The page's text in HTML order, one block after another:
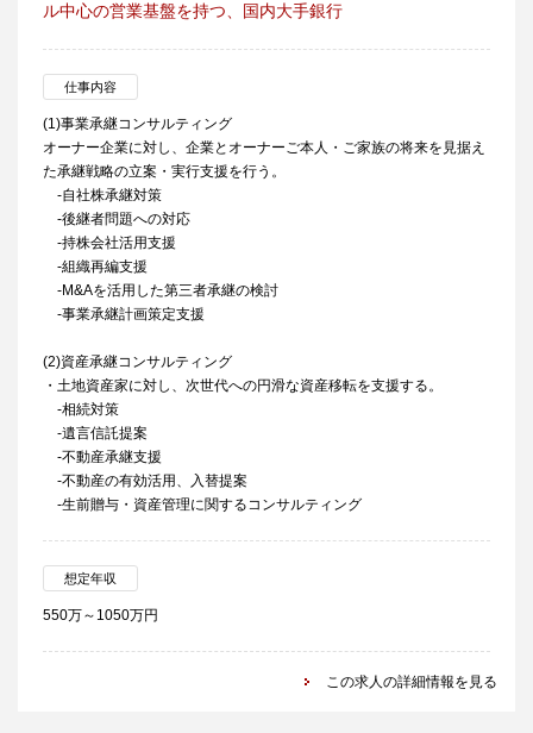
ル中心の営業基盤を持つ、国内大手銀行
仕事内容
(1)事業承継コンサルティング
オーナー企業に対し、企業とオーナーご本人・ご家族の将来を見据え
た承継戦略の立案・実行支援を行う。
-自社株承継対策
-後継者問題への対応
-持株会社活用支援
-組織再編支援
-M&Aを活用した第三者承継の検討
-事業承継計画策定支援
(2)資産承継コンサルティング
・土地資産家に対し、次世代への円滑な資産移転を支援する。
-相続対策
-遺言信託提案
-不動産承継支援
-不動産の有効活用、入替提案
-生前贈与・資産管理に関するコンサルティング
想定年収
550万～1050万円
この求人の詳細情報を見る